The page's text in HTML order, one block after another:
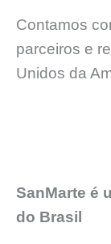
Contamos
parceiros e
Unidos da
SanMarte é
do Brasil